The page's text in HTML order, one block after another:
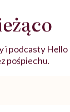
podcasty
pośpiechu.